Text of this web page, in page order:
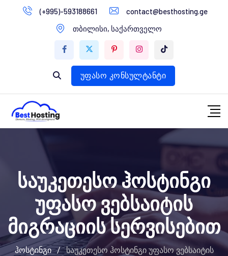
გადასვლა (+995)-593188661
contact@besthosting.ge
თბილისი, საქართველო
უფასო კონსულტანტი
დომენები
საუკეთესო ჰოსტინგი
უფასო ვებსაიტის
მიგრაციის სერვისებით
ჰოსტინგი / საუკეთესო ჰოსტინგი უფასო ვებსაიტის